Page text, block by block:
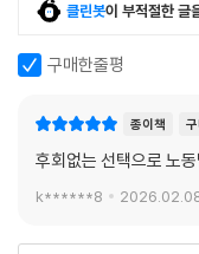
클린봇이 부적절한 글
구매한줄평
종이책
후회없는 선택으로 노
k******8